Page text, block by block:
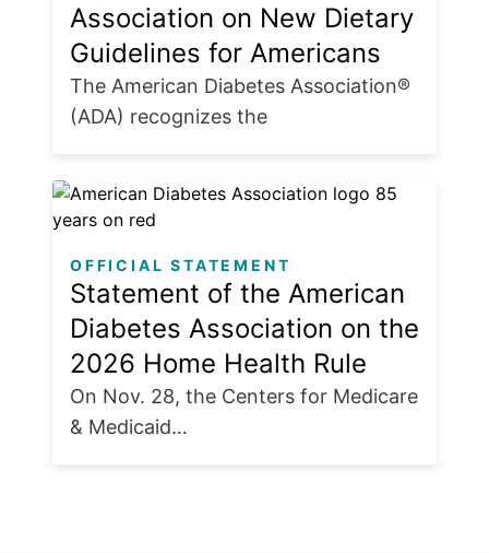
Association on New Dietary
Guidelines for Americans
The American Diabetes Association®
(ADA) recognizes the
OFFICIAL STATEMENT
Statement of the American
Diabetes Association on the
2026 Home Health Rule
On Nov. 28, the Centers for Medicare
& Medicaid…